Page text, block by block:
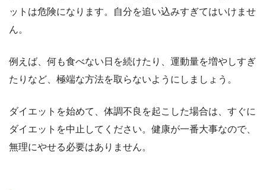
ットは危険になります。自分を追い込みすぎてはいけませ
ん。
例えば、何も食べない日を続けたり、運動量を増やしすぎ
たりなど、極端な方法を取らないようにしましょう。
ダイエットを始めて、体調不良を起こした場合は、すぐに
ダイエットを中止してください。健康が一番大事なので、
無理にやせる必要はありません。